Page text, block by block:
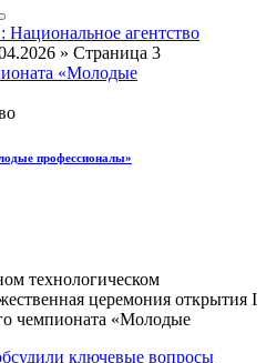
агентство
» Страница 3
профессионалы»
технологическом
церемония открытия I
чемпионата «Молодые